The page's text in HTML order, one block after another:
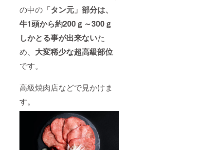
の中の 「タン元」部分は、
牛1頭から約200ｇ～300ｇ
しかとる事が出来ないた
め、 大変稀少な超高級部位
です。
高級焼肉店などで見かけま
す。